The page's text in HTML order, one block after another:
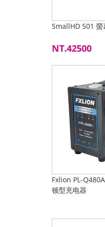
SmallHD 501 螢
NT.42500
Fxlion PL-
顿型充电器